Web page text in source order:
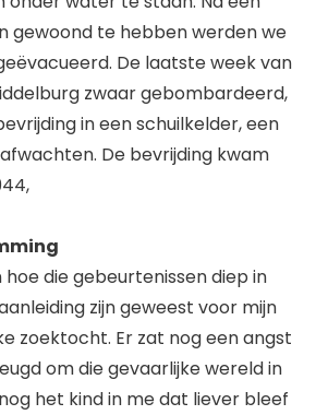
gewoond te hebben werden we
De laatste week van
zwaar gebombardeerd,
in een schuilkelder, een
De bevrijding kwam
hoe die gebeurtenissen diep in
zijn geweest voor mijn
zoektocht. Er zat nog een angst
om die gevaarlijke wereld in
het kind in me dat liever bleef